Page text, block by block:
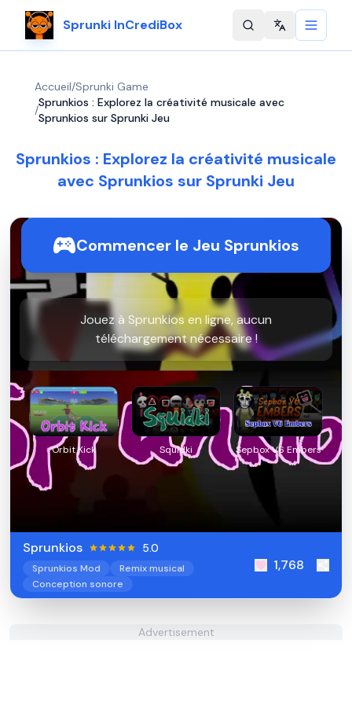
Sprunki InCrediBox Change
Accueil/Sprunki Game
/
Sprunkios : Explorez la créativité musicale avec
Sprunkios sur Sprunki Jeu
Sprunkios : Explorez la créativité musicale
avec Sprunkios sur Sprunki Jeu
Commencer le Jeu Sprunkios
Jouez à Sprunkios en ligne, aucun
téléchargement nécessaire !
Orbit Kick Squidki Sepbox V6 Embers
Sprunkios 5.0
Sprunkios Mod
Remix musical
Conception sonore
1,768
Advertisement